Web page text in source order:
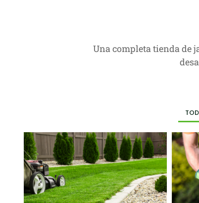
Una completa tienda de